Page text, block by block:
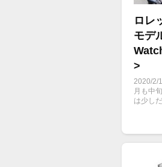
ロレ
モデ
>
2020/2/
月も中
は少し